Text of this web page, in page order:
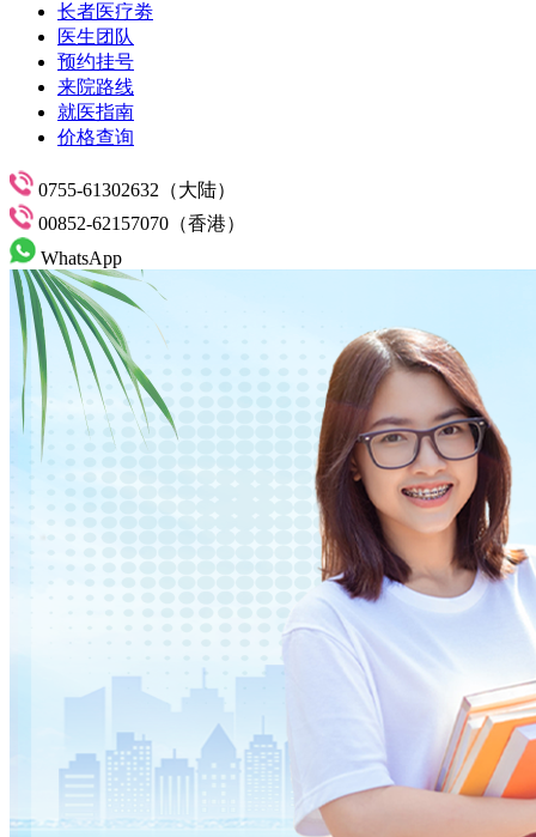
长者医疗劵
医生团队
预约挂号
来院路线
就医指南
价格查询
0755-61302632（大陆）
00852-62157070（香港）
WhatsApp